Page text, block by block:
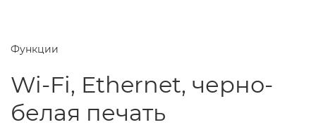
Функции
Wi-Fi, Ethernet, черно-
белая печать